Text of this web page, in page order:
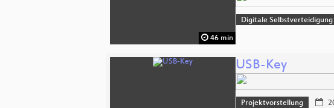
46 min
Digitale Selbstverteidigung
USB-Key
Projektvorstellung